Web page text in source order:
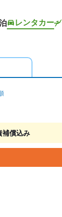
レンタカー
補償込み